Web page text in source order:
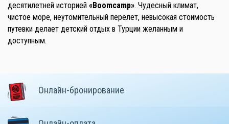
десятилетней историей «Boomcamp». Чудесный климат,
чистое море, неутомительный перелет, невысокая стоимость
путевки делает детский отдых в Турции желанным и
доступным.
Онлайн-бронирование